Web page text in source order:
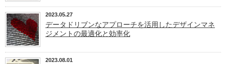
2023.05.27
データドリブンなアプローチを活用したデザインマネ
ジメントの最適化と効率化
2023.08.01